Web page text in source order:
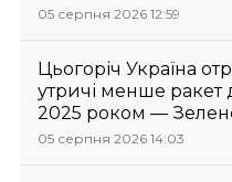
05 серпня 2026 12:59
Цьогоріч Україна
утричі менше
2025 роком —
05 серпня 2026 14:03